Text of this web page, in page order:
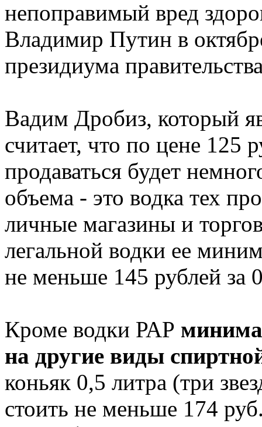
непоправимый вред
Владимир Путин в
президиума
Вадим Дробиз, который
считает, что по цене 125
продаваться будет
объема - это водка тех
личные магазины и
легальной водки ее
не меньше 145 рублей за
Кроме водки РАР
на другие виды
коньяк 0,5 литра (три
стоить не меньше 174